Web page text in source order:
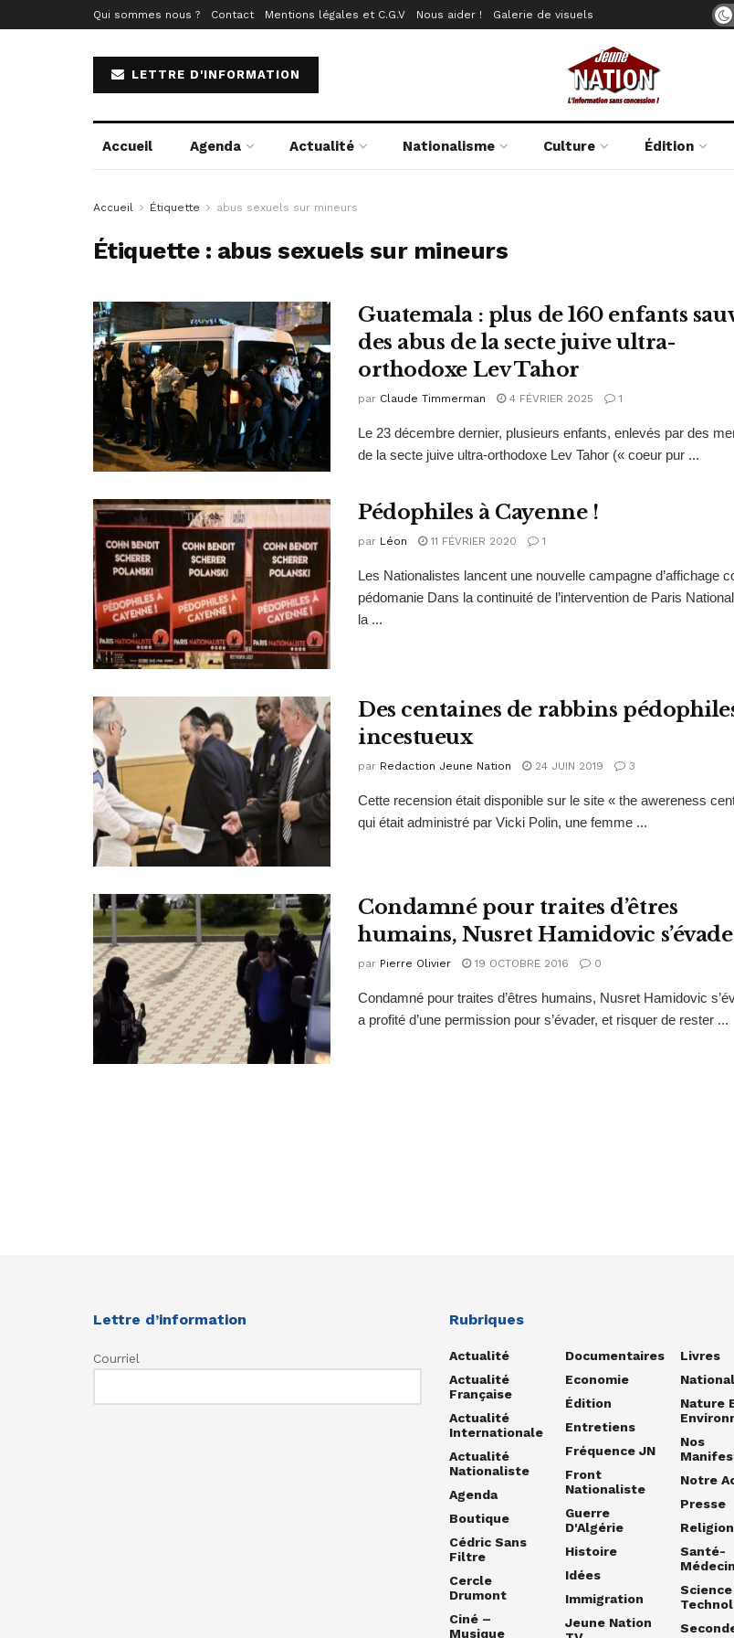
Qui sommes nous ? Contact Mentions légales et C.G.V Nous aider ! Galerie de visuels
LETTRE D'INFORMATION
Accueil Agenda Actualité Nationalisme Culture Édition
Accueil Étiquette abus sexuels sur mineurs
Étiquette : abus sexuels sur mineurs
Guatemala : plus de 160 enfants
des abus de la secte juive ultra-
orthodoxe Lev Tahor
par Claude Timmerman 4 FÉVRIER 2025 1
Le 23 décembre dernier, plusieurs enfants, enlevés par des
de la secte juive ultra-orthodoxe Lev Tahor (« coeur pur ...
Pédophiles à Cayenne !
par Léon 11 FÉVRIER 2020 1
Les Nationalistes lancent une nouvelle campagne d’affichage
pédomanie Dans la continuité de l’intervention de Paris
la ...
Des centaines de rabbins
incestueux
par Redaction Jeune Nation 24 JUIN 2019 3
Cette recension était disponible sur le site « the awereness
qui était administré par Vicki Polin, une femme ...
Condamné pour traites d’êtres
humains, Nusret Hamidovic s’évade
par Pierre Olivier 19 OCTOBRE 2016 0
Condamné pour traites d’êtres humains, Nusret Hamidovic
a profité d’une permission pour s’évader, et risquer de rester ...
Lettre d’information
Courriel
Rubriques
Actualité
Actualité
Française
Actualité
Internationale
Actualité
Nationaliste
Agenda
Boutique
Cédric Sans
Filtre
Cercle
Drumont
Ciné –
Musique
Documentaires
Economie
Édition
Entretiens
Fréquence JN
Front
Nationaliste
Guerre
D'Algérie
Histoire
Idées
Immigration
Jeune Nation
Livres
Nature
Nos
Notre
Presse
Religion
Santé-